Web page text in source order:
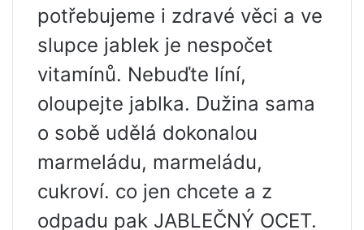
potřebujeme i zdravé věci a ve
slupce jablek je nespočet
vitamínů. Nebuďte líní,
oloupejte jablka. Dužina sama
o sobě udělá dokonalou
marmeládu, marmeládu,
cukroví. co jen chcete a z
odpadu pak JABLEČNÝ OCET.